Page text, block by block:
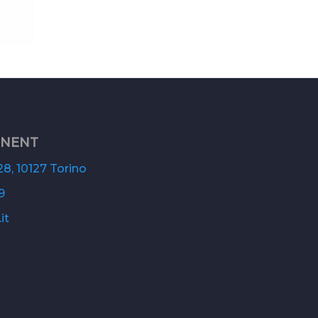
10127 Torino